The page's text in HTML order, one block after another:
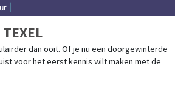
dan ooit. Of je nu een doorgewinterde
voor het eerst kennis wilt maken met de